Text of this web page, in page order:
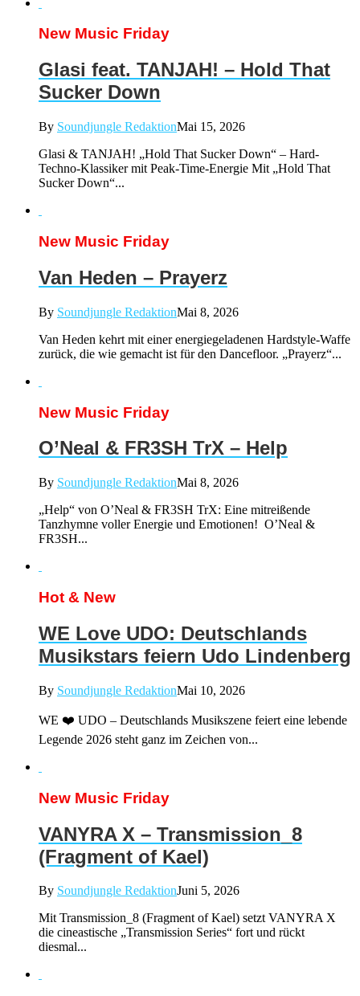
New Music Friday
Glasi feat. TANJAH! – Hold That
Sucker Down
By Soundjungle RedaktionMai 15, 2026
Glasi & TANJAH! „Hold That Sucker Down“ – Hard-
Techno-Klassiker mit Peak-Time-Energie Mit „Hold That
Sucker Down“...
New Music Friday
Van Heden – Prayerz
By Soundjungle RedaktionMai 8, 2026
Van Heden kehrt mit einer energiegeladenen Hardstyle-Waffe
zurück, die wie gemacht ist für den Dancefloor. „Prayerz“...
New Music Friday
O’Neal & FR3SH TrX – Help
By Soundjungle RedaktionMai 8, 2026
„Help“ von O’Neal & FR3SH TrX: Eine mitreißende
Tanzhymne voller Energie und Emotionen! O’Neal &
FR3SH...
Hot & New
WE Love UDO: Deutschlands
Musikstars feiern Udo Lindenberg
By Soundjungle RedaktionMai 10, 2026
WE ❤️ UDO – Deutschlands Musikszene feiert eine lebende
Legende 2026 steht ganz im Zeichen von...
New Music Friday
VANYRA X – Transmission_8
(Fragment of Kael)
By Soundjungle RedaktionJuni 5, 2026
Mit Transmission_8 (Fragment of Kael) setzt VANYRA X
die cineastische „Transmission Series“ fort und rückt
diesmal...